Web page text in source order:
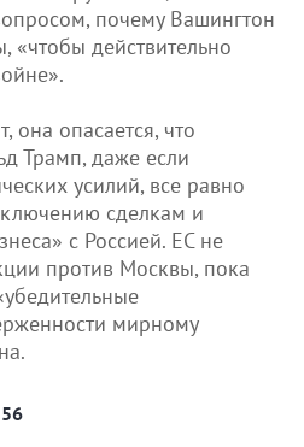
почему Вашингтон
«чтобы действительно
она опасается, что
Трамп, даже если
усилий, все равно
сделкам и
с Россией. ЕС не
против Москвы, пока
мирному
56